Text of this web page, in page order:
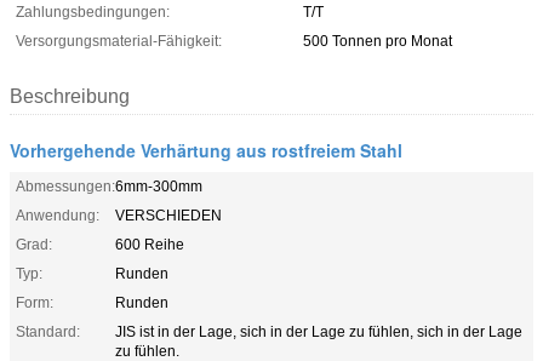
Zahlungsbedingungen:
T/T
Versorgungsmaterial-Fähigkeit:
500 Tonnen pro Monat
Beschreibung
Vorhergehende Verhärtung aus rostfreiem Stahl
Abmessungen:6mm-300mm
Anwendung:
VERSCHIEDEN
Grad:
600 Reihe
Typ:
Runden
Form:
Runden
Standard:
JIS ist in der Lage, sich in der Lage zu fühlen, sich in der Lage
zu fühlen.